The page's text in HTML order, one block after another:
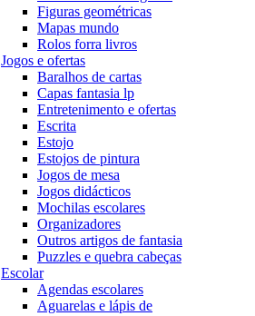
Figuras geométricas
Mapas mundo
Rolos forra livros
Jogos e ofertas
Baralhos de cartas
Capas fantasia lp
Entretenimento e ofertas
Escrita
Estojo
Estojos de pintura
Jogos de mesa
Jogos didácticos
Mochilas escolares
Organizadores
Outros artigos de fantasia
Puzzles e quebra cabeças
Escolar
Agendas escolares
Aguarelas e lápis de